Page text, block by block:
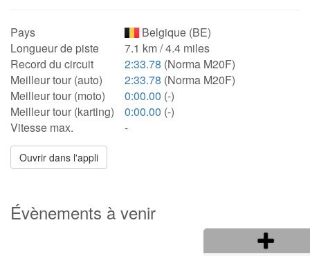
Pays
Belgique (BE)
Longueur de piste
7.1 km / 4.4 miles
Record du circuit
2:33.78 (Norma M20F)
Meilleur tour (auto)
2:33.78 (Norma M20F)
Meilleur tour (moto)
0:00.00 (-)
Meilleur tour (karting)
0:00.00 (-)
Vitesse max.
-
Ouvrir dans l'appli
Évènements à venir